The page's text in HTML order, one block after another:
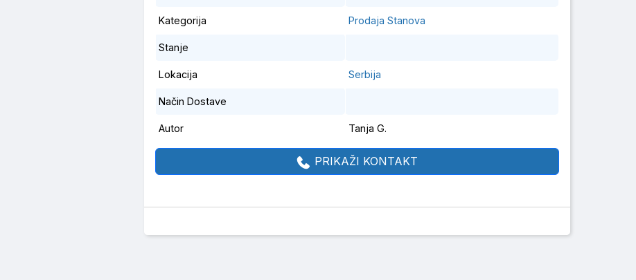
Kategorija Prodaja Stanova
Stanje
Lokacija Serbija
Način Dostave
Autor Tanja G.
PRIKAŽI KONTAKT